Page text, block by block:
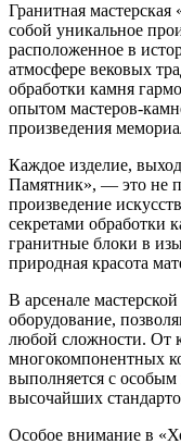
Гранитная
собой уникальное
расположенное в
атмосфере вековых
обработки камня
опытом мастеров-
произведения
Каждое изделие,
Памятник», — это не
произведение
секретами обработки
гранитные блоки в
природная красота
В арсенале
оборудование,
любой сложности. От
многокомпонентных
выполняется с
высочайших
Особое внимание в